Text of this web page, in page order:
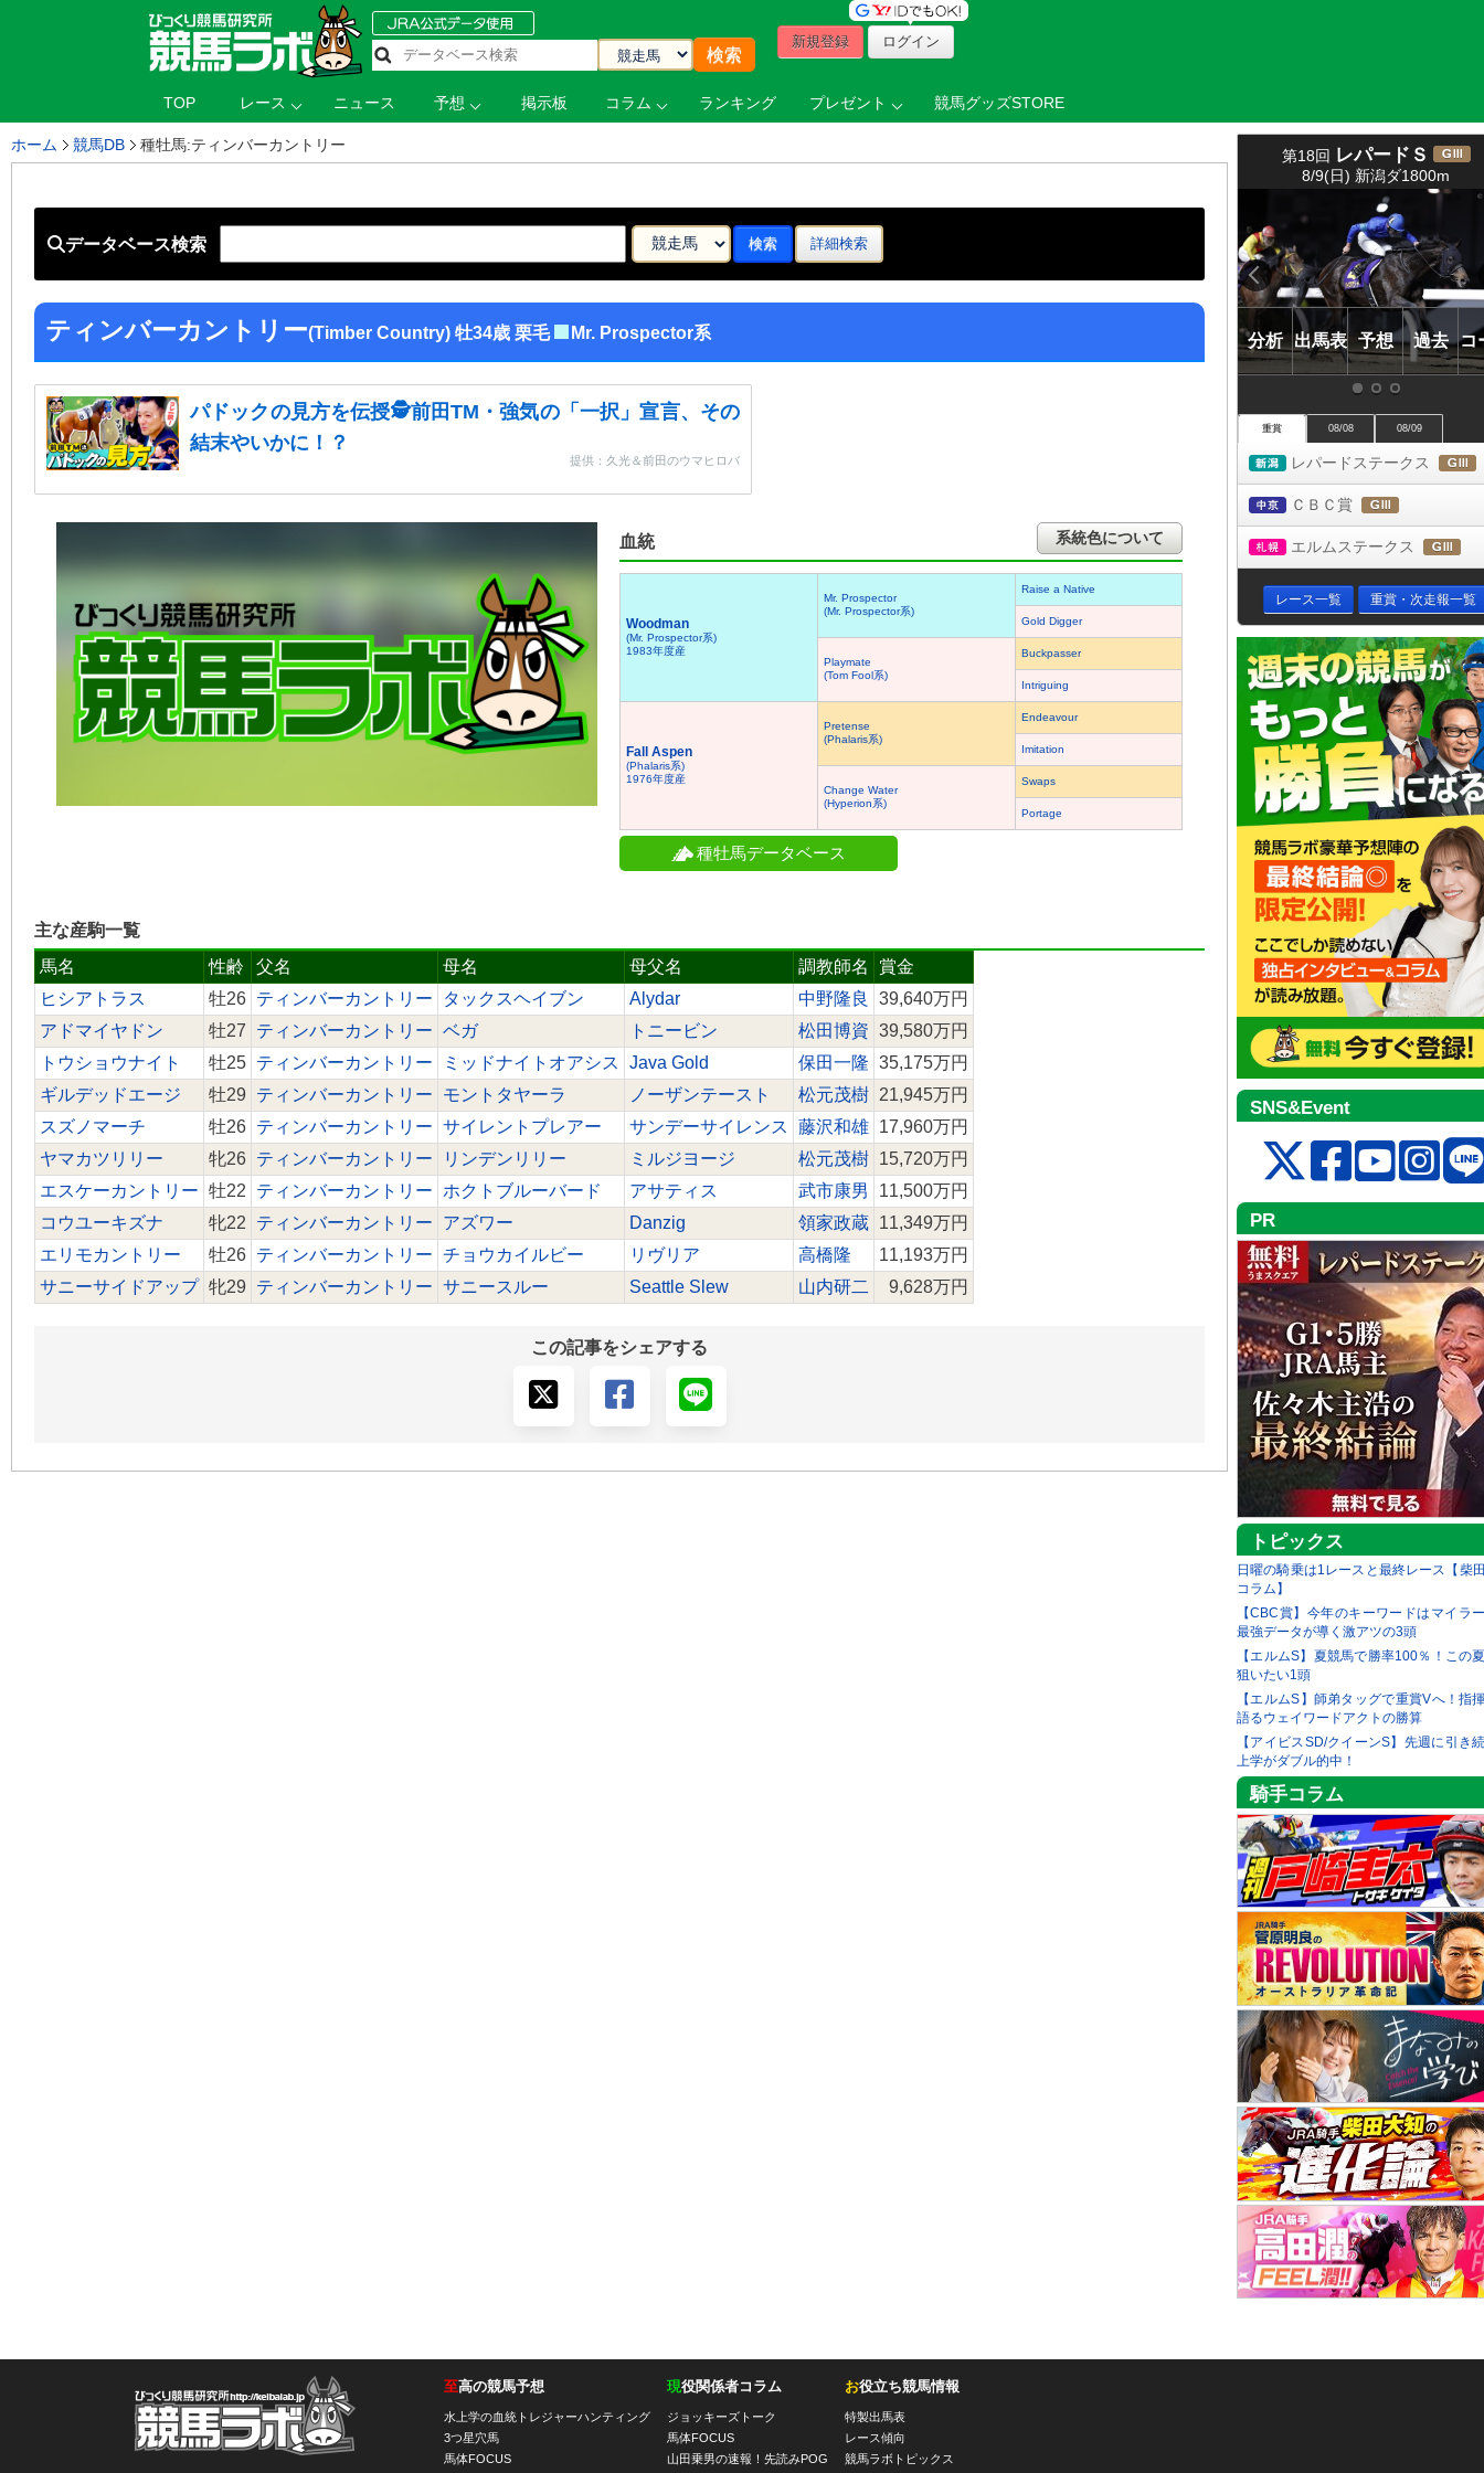
新規登録 ログイン
TOP レース ニュース 予想 掲示板 コラム ランキング プレゼント 競馬グッズSTORE
第18回 レパードＳ
(
ＧⅢ)
8/9(日) 新潟ダ1800m
分析 出馬表 予想 過去 コ
重賞 08/08 08/09
新潟
レパードステークス
中京
ＣＢＣ賞
札幌
エルムステークス
レース一覧 重賞・次走報一覧
SNS&Event
PR
トピックス
日曜の騎乗は1レースと最終レース【柴
コラム】
【CBC賞】今年のキーワードはマイラ
最強データが導く激アツの3頭
【エルムS】夏競馬で勝率100％！この
狙いたい1頭
【エルムS】師弟タッグで重賞Vへ！指
語るウェイワードアクトの勝算
【アイビスSD/クイーンS】先週に引き
上学がダブル的中！
騎手コラム
ホーム 競馬DB 種牡馬:ティンバーカントリー
データベース検索 詳細検索
ティンバーカントリー(Timber Country) 牡34歳 栗毛 Mr. Prospector系
パドックの見方を伝授🕵前田TM・強気の「一択」宣言、その
結末やいかに！？
提供：久光＆前田のウマヒロバ
血統 系統色について
Woodman
(Mr. Prospector系)
1983年度産
Mr. Prospector
(Mr. Prospector系)
Raise a Native
Gold Digger
Playmate
(Tom Fool系)
Buckpasser
Intriguing
Fall Aspen
(Phalaris系)
1976年度産
Pretense
(Phalaris系)
Endeavour
Imitation
Change Water
(Hyperion系)
Swaps
Portage
種牡馬データベース
主な産駒一覧
馬名
性齢 父名 母名 母父名 調教師名
賞金
ヒシアトラス
牡26 ティンバーカントリー タックスヘイブン Alydar 中野隆良
39,640万円
アドマイヤドン
牡27 ティンバーカントリー ベガ トニービン 松田博資 39,580万円
トウショウナイト
牡25 ティンバーカントリー ミッドナイトオアシス Java Gold 保田一隆 35,175万円
ギルデッドエージ
牡29 ティンバーカントリー モントタヤーラ ノーザンテースト 松元茂樹 21,945万円
スズノマーチ
牡26 ティンバーカントリー サイレントプレアー サンデーサイレンス 藤沢和雄 17,960万円
ヤマカツリリー
牝26 ティンバーカントリー リンデンリリー ミルジヨージ 松元茂樹 15,720万円
エスケーカントリー 牡22 ティンバーカントリー ホクトブルーバード アサティス 武市康男
11,500万円
コウユーキズナ
牝22 ティンバーカントリー アズワー Danzig 領家政蔵 11,349万円
エリモカントリー
牡26 ティンバーカントリー チョウカイルビー リヴリア 高橋隆
11,193万円
サニーサイドアップ 牝29 ティンバーカントリー サニースルー Seattle Slew 山内研二 9,628万円
この記事をシェアする
至高の競馬予想
水上学の血統トレジャーハンティング
3つ星穴馬
馬体FOCUS
現役関係者コラム
ジョッキーズトーク
馬体FOCUS
山田乗男の速報！先読みPOG
お役立ち競馬情報
特製出馬表
レース傾向
競馬ラボトピックス